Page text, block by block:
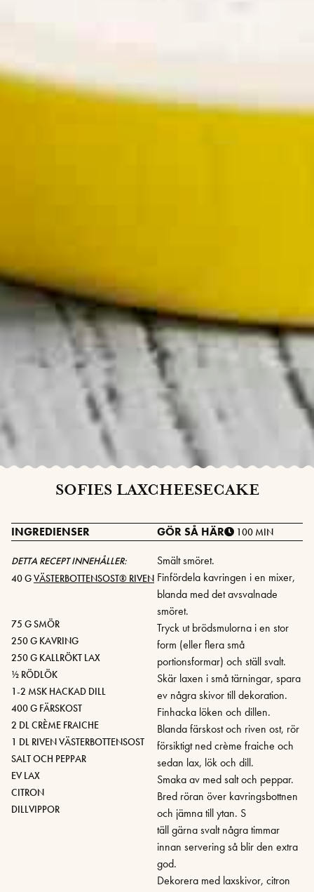
SOFIES LAXCHEESECAKE
INGREDIENSER
DETTA RECEPT INNEHÅLLER:
40 GVÄSTERBOTTENSOST® RIVEN
75 G SMÖR
250 G KAVRING
250 G KALLRÖKT LAX
½ RÖDLÖK
1-2 MSK HACKAD DILL
400 G FÄRSKOST
2 DL CRÈME FRAICHE
1 DL RIVEN VÄSTERBOTTENSOST
SALT OCH PEPPAR
EV LAX
CITRON
DILLVIPPOR
GÖR SÅ HÄR 100 MIN
Smält smöret.
Finfördela kavringen i en mixer,
blanda med det avsvalnade
smöret.
Tryck ut brödsmulorna i en stor
form (eller flera små
portionsformar) och ställ svalt.
Skär laxen i små tärningar, spara
ev några skivor till dekoration.
Finhacka löken och dillen.
Blanda färskost och riven ost, rör
försiktigt ned crème fraiche och
sedan lax, lök och dill.
Smaka av med salt och peppar.
Bred röran över kavringsbottnen
och jämna till ytan. S
täll gärna svalt några timmar
innan servering så blir den extra
god.
Dekorera med laxskivor, citron